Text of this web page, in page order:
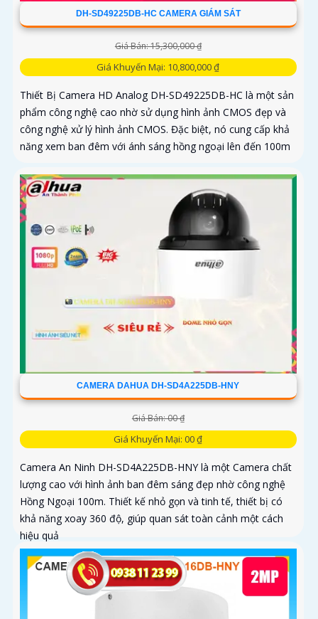
DH-SD49225DB-HC CAMERA GIÁM SÁT
Giá Bán: 15,300,000 ₫
Giá Khuyến Mại: 10,800,000 ₫
Thiết Bị Camera HD Analog DH-SD49225DB-HC là một sản
phẩm công nghệ cao nhờ sử dụng hình ảnh CMOS đẹp và
công nghệ xử lý hình ảnh CMOS. Đặc biệt, nó cung cấp khả
năng xem ban đêm với ánh sáng hồng ngoại lên đến 100m
CAMERA DAHUA DH-SD4A225DB-HNY
Giá Bán: 00 ₫
Giá Khuyến Mại: 00 ₫
Camera An Ninh DH-SD4A225DB-HNY là một Camera chất
lượng cao với hình ảnh ban đêm sáng đẹp nhờ công nghệ
Hồng Ngoại 100m. Thiết kế nhỏ gọn và tinh tế, thiết bị có
khả năng xoay 360 độ, giúp quan sát toàn cảnh một cách
hiệu quả